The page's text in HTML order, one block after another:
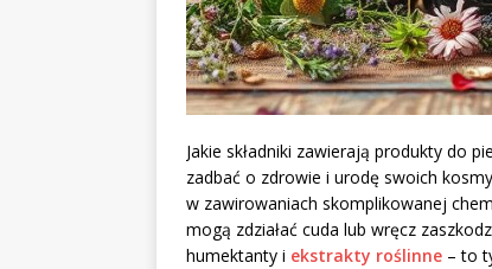
Jakie składniki zawierają produkty do
zadbać o zdrowie i urodę swoich
w zawirowaniach skomplikowanej
mogą zdziałać cuda lub wręcz
humektanty i ekstrakty roślinne – to